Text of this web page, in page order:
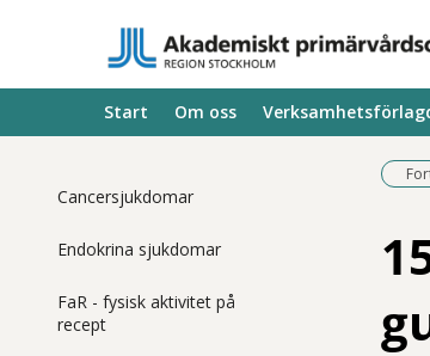
Start Om oss
Cancersjukdomar
Endokrina sjukdomar
FaR - fysisk aktivitet på
recept